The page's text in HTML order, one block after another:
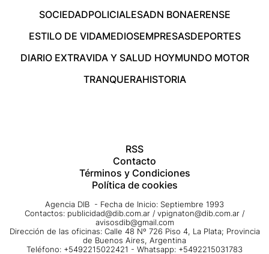
SOCIEDADPOLICIALESADN BONAERENSE
ESTILO DE VIDAMEDIOSEMPRESASDEPORTES
DIARIO EXTRAVIDA Y SALUD HOYMUNDO MOTOR
TRANQUERAHISTORIA
RSS
Contacto
Términos y Condiciones
Política de cookies
Agencia DIB - Fecha de Inicio: Septiembre 1993
Contactos: publicidad@dib.com.ar / vpignaton@dib.com.ar /
avisosdib@gmail.com
Dirección de las oficinas: Calle 48 Nº 726 Piso 4, La Plata; Provincia
de Buenos Aires, Argentina
Teléfono: +5492215022421 - Whatsapp: +5492215031783